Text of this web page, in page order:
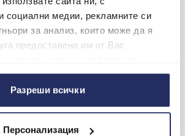
социални медии, рекламните си
за анализ, които може да я
предоставена им от Вас
страна на услугите им.
Разреши всички
Персонализация
ще подпишете договор
Лизинг и ще получите
на автомобила в КАТ
отново нашите